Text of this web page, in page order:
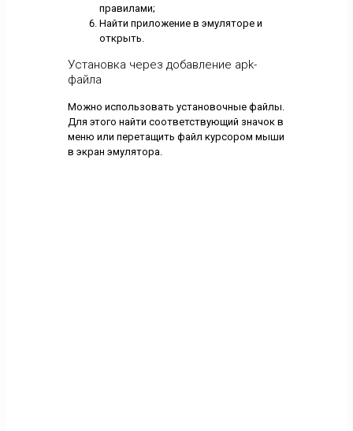
правилами;
Найти приложение в эмуляторе и
открыть.
Установка через добавление apk-
файла
Можно использовать установочные файлы.
Для этого найти соответствующий значок в
меню или перетащить файл курсором мыши
в экран эмулятора.